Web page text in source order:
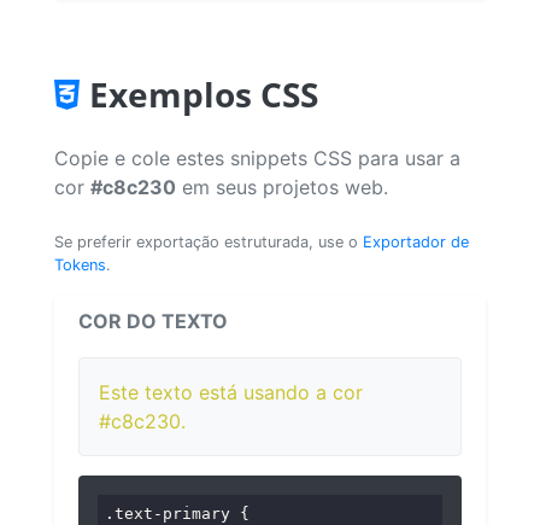
Exemplos CSS
Copie e cole estes snippets CSS para usar a
cor #c8c230 em seus projetos web.
Se preferir exportação estruturada, use o Exportador de
Tokens.
COR DO TEXTO
Este texto está usando a cor
#c8c230.
.text-primary {